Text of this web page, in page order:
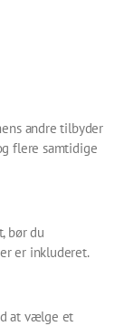
andre tilbyder
flere samtidige
bør du
er inkluderet.
at vælge et